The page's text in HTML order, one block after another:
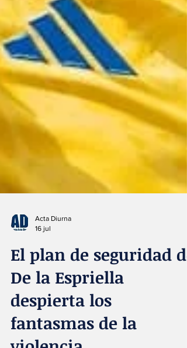
Acta Diurna
16 jul
El plan de seguridad de
De la Espriella